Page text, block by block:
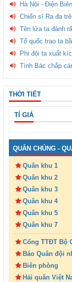
Hà Nội - Điện
Chiến sĩ Ra đa
Tên lửa ta đánh
Tổ quốc trao ta
Phi đội ta xuất
Tình Bác chắp
THỜI TIẾT
TỈ GIÁ
QUÂN CHỦNG -
Quân khu 1
Quân khu 2
Quân khu 3
Quân khu 4
Quân khu 5
Quân khu 7
Cổng TTĐT Bộ
Báo Quân đội
Biên phòng
Hải quân Việt